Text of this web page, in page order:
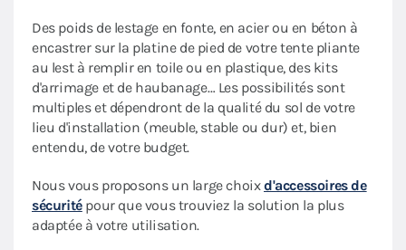
Des poids de lestage en fonte, en acier ou en béton à
encastrer sur la platine de pied de votre tente pliante
au lest à remplir en toile ou en plastique, des kits
d'arrimage et de haubanage… Les possibilités sont
multiples et dépendront de la qualité du sol de votre
lieu d'installation (meuble, stable ou dur) et, bien
entendu, de votre budget.
Nous vous proposons un large choixd'accessoires de
sécuritépour que vous trouviez la solution la plus
adaptée à votre utilisation.